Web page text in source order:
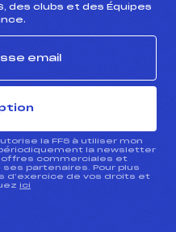
des clubs et des Équipes
la FFS à utiliser mon
la newsletter
offres commerciales et
ses partenaires. Pour plus
d’exercice de vos droits et
ici